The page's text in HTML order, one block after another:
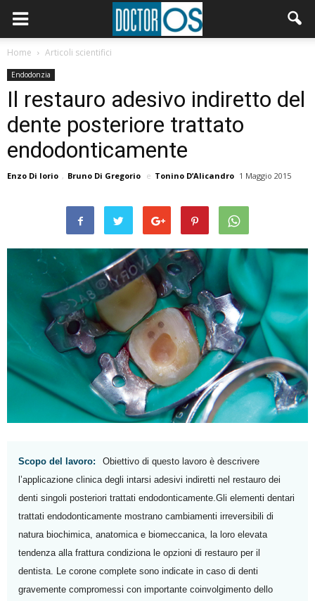
Home Articoli scientifici
Endodonzia
Il restauro adesivo indiretto del
dente posteriore trattato
endodonticamente
Enzo Di Iorio , Bruno Di Gregorio e Tonino D’Alicandro 1 Maggio 2015
Scopo del lavoro:
Obiettivo di questo lavoro è descrivere
l’applicazione clinica degli intarsi adesivi indiretti nel restauro dei
denti singoli posteriori trattati endodonticamente.Gli elementi dentari
trattati endodonticamente mostrano cambiamenti irreversibili di
natura biochimica, anatomica e biomeccanica, la loro elevata
tendenza alla frattura condiziona le opzioni di restauro per il
dentista. Le corone complete sono indicate in caso di denti
gravemente compromessi con importante coinvolgimento dello